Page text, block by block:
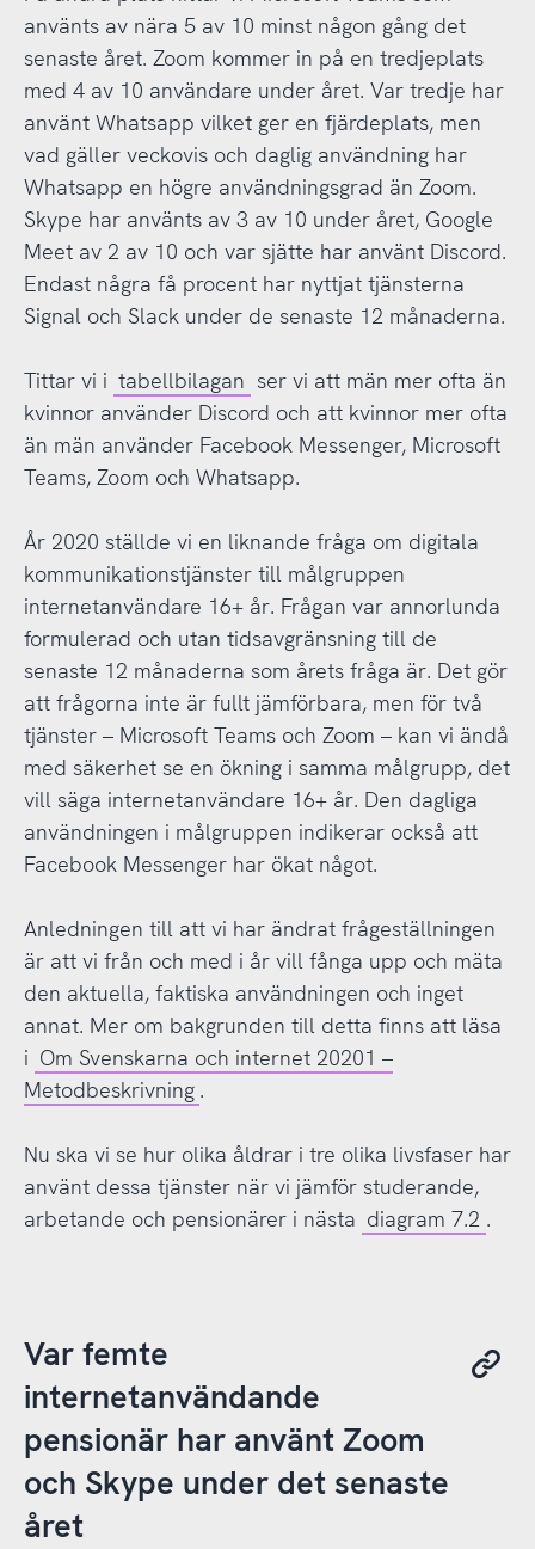
använts av nära 5 av 10 minst någon gång det
senaste året. Zoom kommer in på en tredjeplats
med 4 av 10 användare under året. Var tredje har
använt Whatsapp vilket ger en fjärdeplats, men
vad gäller veckovis och daglig användning har
Whatsapp en högre användningsgrad än Zoom.
Skype har använts av 3 av 10 under året, Google
Meet av 2 av 10 och var sjätte har använt Discord.
Endast några få procent har nyttjat tjänsterna
Signal och Slack under de senaste 12 månaderna.
Tittar vi i tabellbilagan ser vi att män mer ofta än
kvinnor använder Discord och att kvinnor mer ofta
än män använder Facebook Messenger, Microsoft
Teams, Zoom och Whatsapp.
År 2020 ställde vi en liknande fråga om digitala
kommunikationstjänster till målgruppen
internetanvändare 16+ år. Frågan var annorlunda
formulerad och utan tidsavgränsning till de
senaste 12 månaderna som årets fråga är. Det gör
att frågorna inte är fullt jämförbara, men för två
tjänster – Microsoft Teams och Zoom – kan vi ändå
med säkerhet se en ökning i samma målgrupp, det
vill säga internetanvändare 16+ år. Den dagliga
användningen i målgruppen indikerar också att
Facebook Messenger har ökat något.
Anledningen till att vi har ändrat frågeställningen
är att vi från och med i år vill fånga upp och mäta
den aktuella, faktiska användningen och inget
annat. Mer om bakgrunden till detta finns att läsa
i Om Svenskarna och internet 20201 –
Metodbeskrivning .
Nu ska vi se hur olika åldrar i tre olika livsfaser har
använt dessa tjänster när vi jämför studerande,
arbetande och pensionärer i nästa diagram 7.2 .
Var femte
internetanvändande
pensionär har använt Zoom
och Skype under det senaste
året